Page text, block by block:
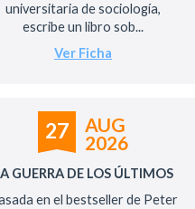
universitaria de sociología,
escribe un libro sob...
Ver Ficha
27
AUG
2026
GUERRA DE LOS ÚLTIMOS
en el bestseller de Peter